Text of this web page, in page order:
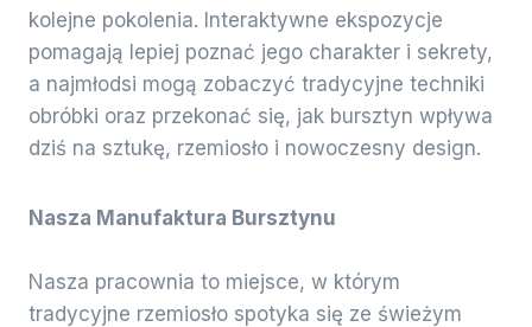
kolejne pokolenia. Interaktywne ekspozycje
pomagają lepiej poznać jego charakter i sekrety,
a najmłodsi mogą zobaczyć tradycyjne techniki
obróbki oraz przekonać się, jak bursztyn wpływa
dziś na sztukę, rzemiosło i nowoczesny design.
Nasza Manufaktura Bursztynu
Nasza pracownia to miejsce, w którym
tradycyjne rzemiosło spotyka się ze świeżym